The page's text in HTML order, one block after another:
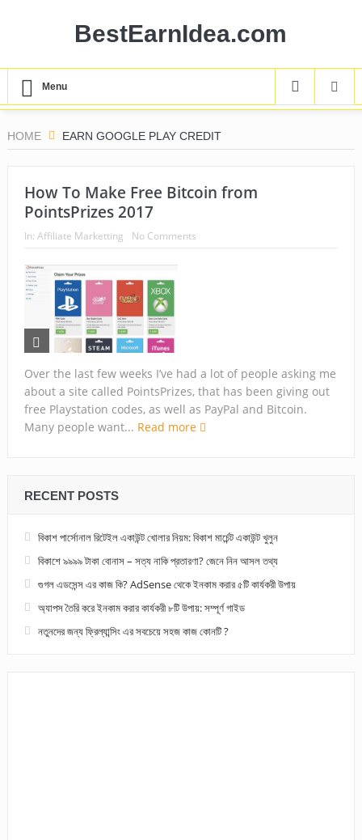
BestEarnIdea.com
Menu
HOME EARN GOOGLE PLAY CREDIT
How To Make Free Bitcoin from
PointsPrizes 2017
In: Affiliate Marketting No Comments
Over the last few weeks I’ve had a lot of people asking me
about a site called PointsPrizes, that has been giving out
free Playstation codes, as well as PayPal and Bitcoin.
Many people want... Read more
RECENT POSTS
বিকাশ পার্সোনাল রিটেইল একাউন্ট খোলার নিয়ম: বিকাশ মার্চেন্ট একাউন্ট খুলুন
বিকাশে ৯৯৯৯ টাকা বোনাস – সত্য নাকি প্রতারণা? জেনে নিন আসল তথ্য
গুগল এডসেন্স এর কাজ কি? AdSense থেকে ইনকাম করার ৫টি কার্যকরী উপায়
অ্যাপস তৈরি করে ইনকাম করার কার্যকরী ৮টি উপায়: সম্পূর্ণ গাইড
নতুনদের জন্য ফ্রিল্যান্সিং এর সবচেয়ে সহজ কাজ কোনটি ?